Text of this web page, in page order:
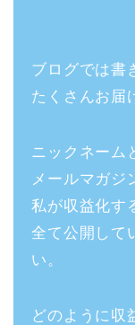
ブログでは書
たくさんお届
ニックネーム
メールマガジ
私が収益化す
全て公開して
い。
どのように収